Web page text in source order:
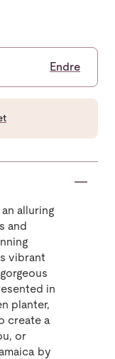
Endre
alluring
and
vibrant
in
planter,
create a
or
by